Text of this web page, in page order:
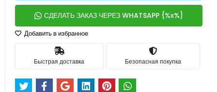
СДЕЛАТЬ ЗАКАЗ ЧЕРЕЗ WHATSAPP {%x%}
Добавить в избранное
Быстрая доставка Безопасная покупка